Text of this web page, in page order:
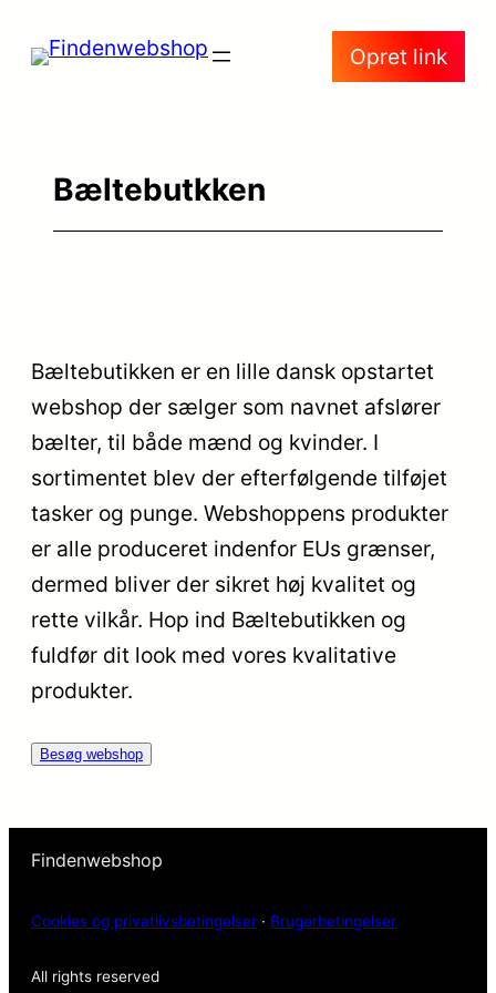
Opret link
Bæltebutkken
Bæltebutikken er en lille dansk opstartet
webshop der sælger som navnet afslører
bælter, til både mænd og kvinder. I
sortimentet blev der efterfølgende tilføjet
tasker og punge. Webshoppens produkter
er alle produceret indenfor EUs grænser,
dermed bliver der sikret høj kvalitet og
rette vilkår. Hop ind Bæltebutikken og
fuldfør dit look med vores kvalitative
produkter.
Besøg webshop
Findenwebshop
Cookies og privatlivsbetingelser · Brugerbetingelser
All rights reserved